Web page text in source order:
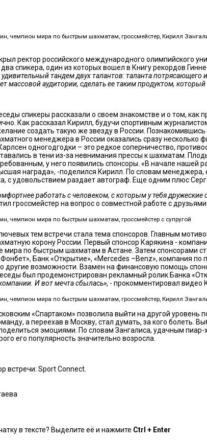
чемпион мира по быстрым шахматам, гроссмейстер, Кирилл
ректор российского международного олимпийского
спикера, один из которых вошел в Книгу рекордов
тандем двух талантов: таланта потрясающего
массовой аудитории, сделать ее таким продуктом,
спикеры рассказали о своем знакомстве и о том, как
Как рассказал Кирилл, будучи спортивным
создать такую же звезду в России.
менеджера в России оказались сразу несколько
одногодгодки – это редкое соперничество,
в тени из-за невнимания прессы к шахматам.
у него появились спонсоры. «В начале нашей
награда», -поделился Кирилл. По словам менеджера,
с удовольствием раздает автограф. Еще одним плюс
работать с человеком, с которым у тебя
гроссмейстер на вопрос о совместной работе с друзьями.
чемпион мира по быстрым шахматам, гроссмейстер с супругой
тем встречи стала тема спонсоров. Главным
корону России. Первый спонсор Карякина -
мира по быстрым шахматам в Астане. Затем спонсорами
Банк «Открытие», «Mercedes –Benz», компания
другие возможности. Взамен на финансовую помощь
был продемонстрирован рекламный ролик Банка
И вот мечта сбылась», - прокомментировал видео
чемпион мира по быстрым шахматам, гроссмейстер, Кирилл
«Спартаком» позволила выйти на другой уровень
а переехав в Москву, стал думать, за кого болеть.
эмоциями. По словам Зангалиса, удачным
его популярность значительно возросла.
встречи: Sport Connect.
в тексте? Выделите её и нажмите Ctrl + Enter